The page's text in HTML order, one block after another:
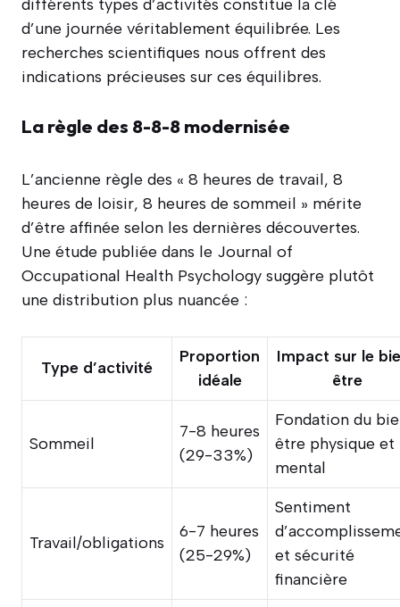
différents types d’activités constitue la clé
d’une journée véritablement équilibrée. Les
recherches scientifiques nous offrent des
indications précieuses sur ces équilibres.
La règle des 8-8-8 modernisée
L’ancienne règle des « 8 heures de travail, 8
heures de loisir, 8 heures de sommeil » mérite
d’être affinée selon les dernières découvertes.
Une étude publiée dans le Journal of
Occupational Health Psychology suggère plutôt
une distribution plus nuancée :
Type d’activité
Proportion
idéale
Impact sur le
être
Sommeil
7-8 heures
(29-33%)
Fondation du
être physique et
mental
Travail/obligations
6-7 heures
(25-29%)
Sentiment
et sécurité
financière